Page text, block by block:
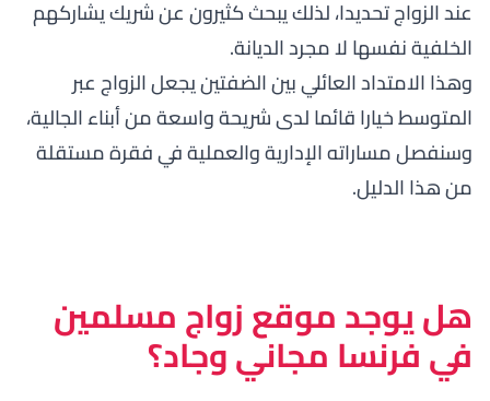
عند الزواج تحديدا، لذلك يبحث كثيرون عن شريك يشاركهم
الخلفية نفسها لا مجرد الديانة.
وهذا الامتداد العائلي بين الضفتين يجعل الزواج عبر
المتوسط خيارا قائما لدى شريحة واسعة من أبناء الجالية،
وسنفصل مساراته الإدارية والعملية في فقرة مستقلة
من هذا الدليل.
هل يوجد موقع زواج مسلمين
في فرنسا مجاني وجاد؟